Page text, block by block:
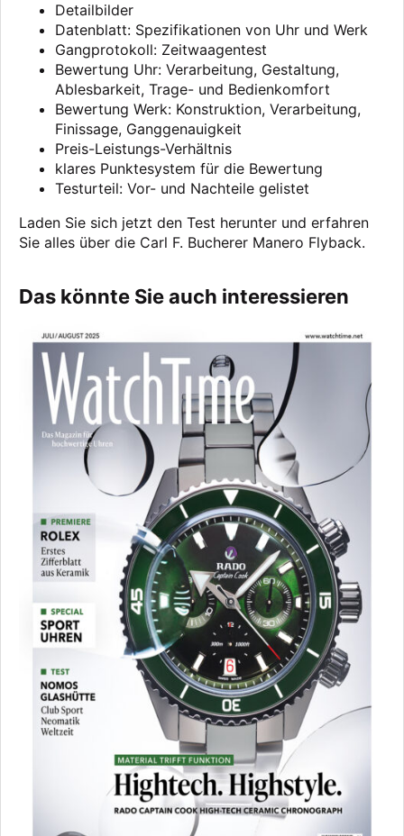
Detailbilder
Datenblatt: Spezifikationen von Uhr und Werk
Gangprotokoll: Zeitwaagentest
Bewertung Uhr: Verarbeitung, Gestaltung,
Ablesbarkeit, Trage- und Bedienkomfort
Bewertung Werk: Konstruktion, Verarbeitung,
Finissage, Ganggenauigkeit
Preis-Leistungs-Verhältnis
klares Punktesystem für die Bewertung
Testurteil: Vor- und Nachteile gelistet
Laden Sie sich jetzt den Test herunter und erfahren
Sie alles über die Carl F. Bucherer Manero Flyback.
Das könnte Sie auch interessieren